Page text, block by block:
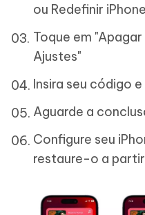
ou Redefinir iPhone
Toque em
Ajustes"
Insira seu código
Aguarde a
Configure seu
restaure-o a